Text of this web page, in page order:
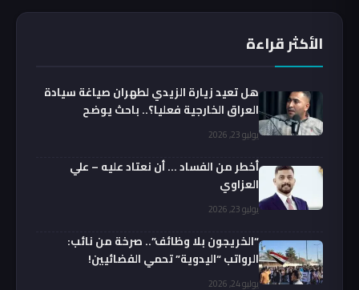
الأكثر قراءة
هل تعيد زيارة الزيدي لطهران صياغة سيادة
العراق الخارجية فعليا؟.. باحث يوضح
يوليو 23, 2026
أخطر من الفساد … أن نعتاد عليه – علي
العزاوي
يوليو 23, 2026
“الخريجون بلا وظائف”.. صرخة من نائب:
الرواتب “اليدوية” تحمي الفضائيين!
يوليو 24, 2026